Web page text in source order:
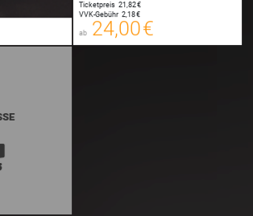
Ticketpreis 21,82 €
VVK-Gebühr 2,18 €
ab 24,00 €
00